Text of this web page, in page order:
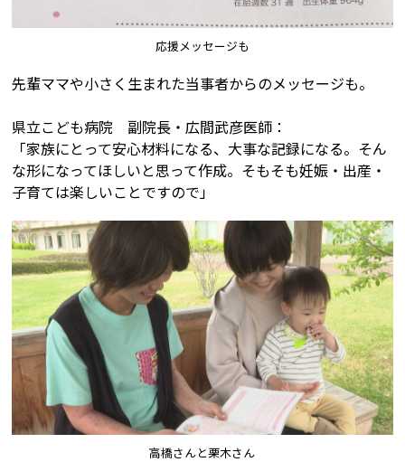
応援メッセージも
先輩ママや小さく生まれた当事者からのメッセージも。
県立こども病院 副院長・広間武彦医師：
「家族にとって安心材料になる、大事な記録になる。そん
な形になってほしいと思って作成。そもそも妊娠・出産・
子育ては楽しいことですので」
高橋さんと栗木さん